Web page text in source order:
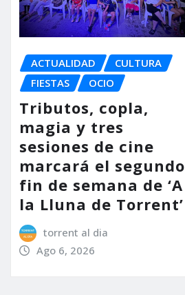
ACTUALIDAD
CULTURA
FIESTAS
OCIO
Tributos, copla,
magia y tres
sesiones de cine
marcará el segundo
fin de semana de ‘A
la Lluna de Torrent’
torrent al dia
Ago 6, 2026